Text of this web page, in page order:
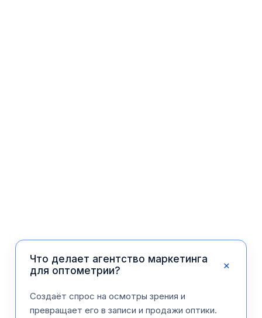
Что делает агентство маркетинга
для оптометрии?
+
Создаёт спрос на осмотры зрения и
превращает его в записи и продажи оптики.